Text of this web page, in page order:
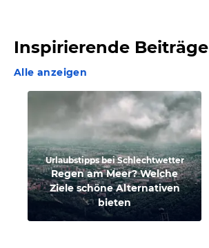
Inspirierende Beiträge
Alle anzeigen
Urlaubstipps bei Schlechtwetter
Regen am Meer? Welche
Ziele schöne Alternativen
bieten